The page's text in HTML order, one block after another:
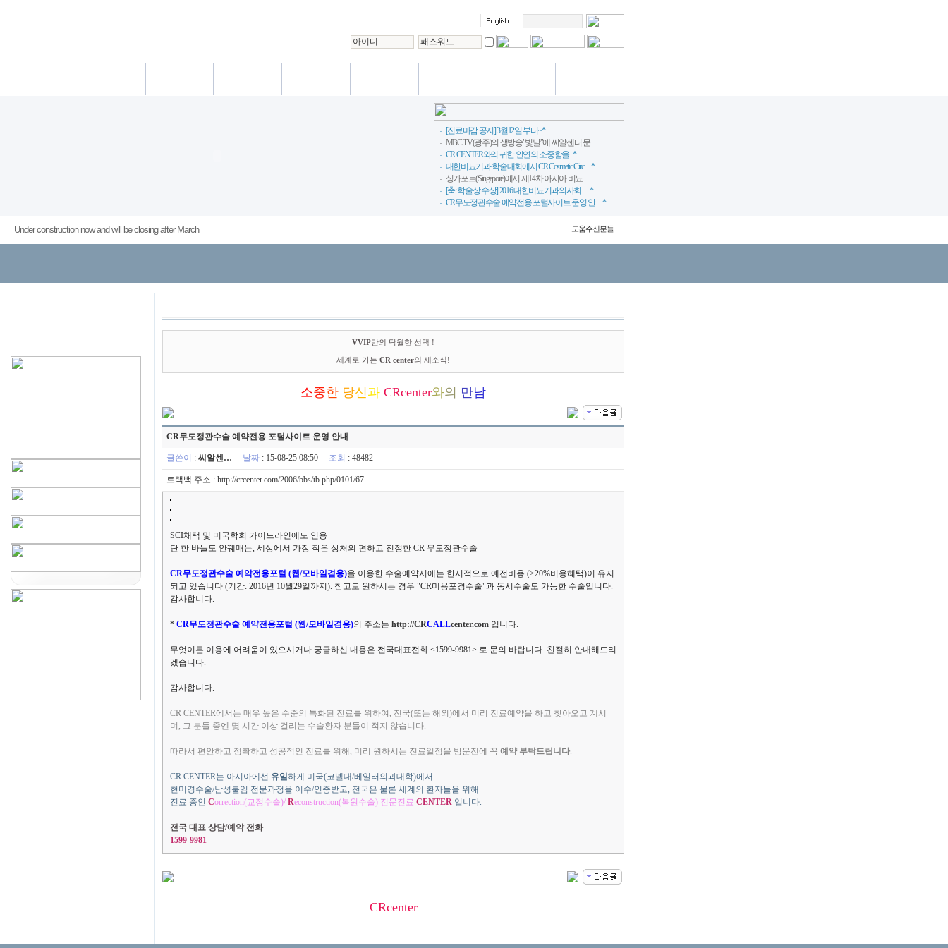
[진료마감 공지] 3월12일 부터~*
MBC TV(광주)의 생방송"빛날"에 씨알센터 문…
CR CENTER와의 귀한 인연의 소중함을...*
대한비뇨기과 학술대회에서 CR Cosmetic Circ…*
싱가포르(Singapore)에서 제14차 아시아 비뇨…
[축: 학술상 수상] 2016 대한비뇨기과의사회 …*
CR무도정관수술 예약전용 포털사이트 운영 안…*
Under construction now and will be closing after March 도움주신분들
VVIP만의 탁월한 선택 !
세계로 가는 CR center의 새소식!
소중한 당신과 CRcenter와의 만남
CR무도정관수술 예약전용 포털사이트 운영 안내
글쓴이 : 씨알센… 날짜 : 15-08-25 08:50 조회 : 48482
트랙백 주소 : http://crcenter.com/2006/bbs/tb.php/0101/67
SCI채택 및 미국학회 가이드라인에도 인용
단 한 바늘도 안꿰매는, 세상에서 가장 작은 상처의 편하고 진정한 CR 무도정관수술
CR무도정관수술 예약전용포털 (웹/모바일겸용)을 이용한 수술예약시에는 한시적으로 예전비용 (>20%비용혜택)이 유지
되고 있습니다 (기간: 2016년 10월29일까지). 참고로 원하시는 경우 "CR미용포경수술"과 동시수술도 가능한 수술입니다.
감사합니다.
* CR무도정관수술 예약전용포털 (웹/모바일겸용)의 주소는 http://CRCALLcenter.com 입니다.
무엇이든 이용에 어려움이 있으시거나 궁금하신 내용은 전국대표전화 <1599-9981> 로 문의 바랍니다. 친절히 안내해드리
겠습니다.
감사합니다.
CR CENTER에서는 매우 높은 수준의 특화된 진료를 위하여, 전국(또는 해외)에서 미리 진료예약을 하고 찾아오고 계시
며, 그 분들 중엔 몇 시간 이상 걸리는 수술환자 분들이 적지 않습니다.
따라서 편안하고 정확하고 성공적인 진료를 위해, 미리 원하시는 진료일정을 방문전에 꼭 예약 부탁드립니다.
CR CENTER는 아시아에선 유일하게 미국(코넬대/베일러의과대학)에서
현미경수술/남성불임 전문과정을 이수/인증받고, 전국은 물론 세계의 환자들을 위해
진료 중인 Correction(교정수술)/ Reconstruction(복원수술) 전문진료 CENTER 입니다.
전국 대표 상담/예약 전화
1599-9981
CRcenter